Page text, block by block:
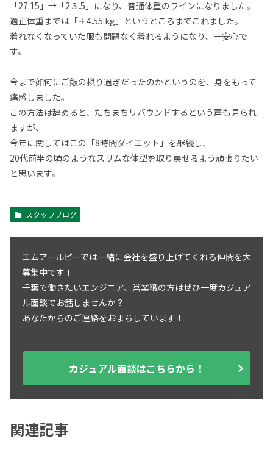
「27.15」→「2３.5」になり、普通体重のラインになりました。
適正体重までは「＋4.55 kg」というところまでこれました。
着れなくなっていた服も問題なく着れるようになり、一安心で
す。
今まで如何にご飯の摂り過ぎだったのかというのを、身をもって
痛感しました。
この方法は辞めると、たちまちリバウンドするという声も見られ
ますが、
今年に関してはこの「8時間ダイエット」を継続し、
20代前半の頃のようなスリムな体型を取り戻せるよう頑張りたい
と思います。
スタッフブログ
エムアールピーでは一緒に会社を盛り上げてくれる仲間を大
募集中です！
千葉で働きたいエンジニア、営業職の方はぜひ一度カジュア
ル面談でお話しませんか？
あなたからのご連絡をおまちしています！
カジュアル面談はこちらから！
関連記事